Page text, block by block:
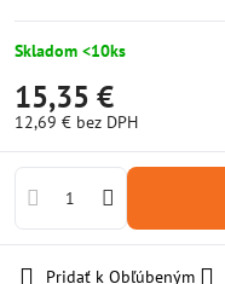
Skladom <10ks
15,35 €
12,69 € bez DPH
Pridať k Obľúbeným